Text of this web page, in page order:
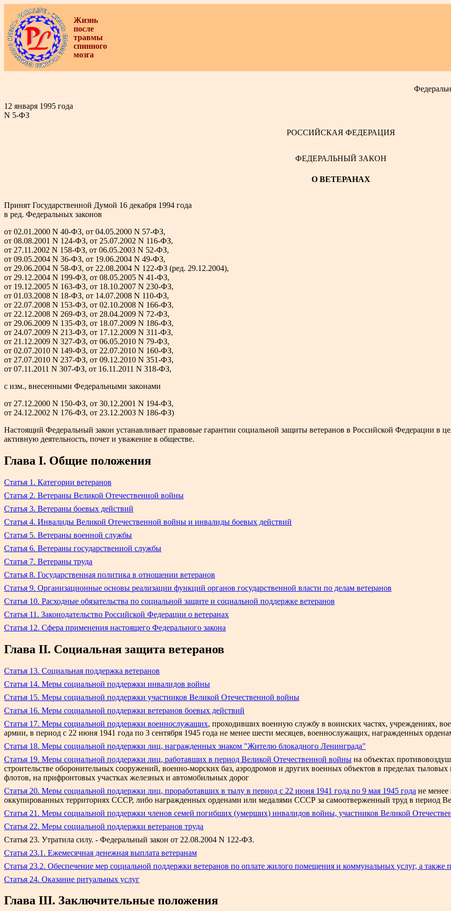
Жизнь
после
травмы
спинного
мозга
12 января 1995 года
N 5-ФЗ
РОССИЙСКАЯ ФЕДЕРАЦИЯ
ФЕДЕРАЛЬНЫЙ ЗАКОН
О ВЕТЕРАНАХ
Принят Государственной Думой 16 декабря 1994 года
в ред. Федеральных законов
от 02.01.2000 N 40-ФЗ, от 04.05.2000 N 57-ФЗ,
от 08.08.2001 N 124-ФЗ, от 25.07.2002 N 116-ФЗ,
от 27.11.2002 N 158-ФЗ, от 06.05.2003 N 52-ФЗ,
от 09.05.2004 N 36-ФЗ, от 19.06.2004 N 49-ФЗ,
от 29.06.2004 N 58-ФЗ, от 22.08.2004 N 122-ФЗ (ред. 29.12.2004),
от 29.12.2004 N 199-ФЗ, от 08.05.2005 N 41-ФЗ,
от 19.12.2005 N 163-ФЗ, от 18.10.2007 N 230-ФЗ,
от 01.03.2008 N 18-ФЗ, от 14.07.2008 N 110-ФЗ,
от 22.07.2008 N 153-ФЗ, от 02.10.2008 N 166-ФЗ,
от 22.12.2008 N 269-ФЗ, от 28.04.2009 N 72-ФЗ,
от 29.06.2009 N 135-ФЗ, от 18.07.2009 N 186-ФЗ,
от 24.07.2009 N 213-ФЗ, от 17.12.2009 N 311-ФЗ,
от 21.12.2009 N 327-ФЗ, от 06.05.2010 N 79-ФЗ,
от 02.07.2010 N 149-ФЗ, от 22.07.2010 N 160-ФЗ,
от 27.07.2010 N 237-ФЗ, от 09.12.2010 N 351-ФЗ,
от 07.11.2011 N 307-ФЗ, от 16.11.2011 N 318-ФЗ,
с изм., внесенными Федеральными законами
от 27.12.2000 N 150-ФЗ, от 30.12.2001 N 194-ФЗ,
от 24.12.2002 N 176-ФЗ, от 23.12.2003 N 186-ФЗ)
Настоящий Федеральный закон устанавливает правовые гарантии социальной защиты ветеранов в Российской Федерации в
активную деятельность, почет и уважение в обществе.
Глава I. Общие положения
Статья 1. Категории ветеранов
Статья 2. Ветераны Великой Отечественной войны
Статья 3. Ветераны боевых действий
Статья 4. Инвалиды Великой Отечественной войны и инвалиды боевых действий
Статья 5. Ветераны военной службы
Статья 6. Ветераны государственной службы
Статья 7. Ветераны труда
Статья 8. Государственная политика в отношении ветеранов
Статья 9. Организационные основы реализации функций органов государственной власти по делам ветеранов
Статья 10. Расходные обязательства по социальной защите и социальной поддержке ветеранов
Статья 11. Законодательство Российской Федерации о ветеранах
Статья 12. Сфера применения настоящего Федерального закона
Глава II. Социальная защита ветеранов
Статья 13. Социальная поддержка ветеранов
Статья 14. Меры социальной поддержки инвалидов войны
Статья 15. Меры социальной поддержки участников Великой Отечественной войны
Статья 16. Меры социальной поддержки ветеранов боевых действий
Статья 17. Меры социальной поддержки военнослужащих, проходивших военную службу в воинских частях, учреждениях,
армии, в период с 22 июня 1941 года по 3 сентября 1945 года не менее шести месяцев, военнослужащих, награжденных
Статья 18. Меры социальной поддержки лиц, награжденных знаком "Жителю блокадного Ленинграда"
Статья 19. Меры социальной поддержки лиц, работавших в период Великой Отечественной войны на объектах
строительстве оборонительных сооружений, военно-морских баз, аэродромов и других военных объектов в пределах
флотов, на прифронтовых участках железных и автомобильных дорог
Статья 20. Меры социальной поддержки лиц, проработавших в тылу в период с 22 июня 1941 года по 9 мая 1945 года не менее
оккупированных территориях СССР, либо награжденных орденами или медалями СССР за самоотверженный труд в период
Статья 21. Меры социальной поддержки членов семей погибших (умерших) инвалидов войны, участников Великой
Статья 22. Меры социальной поддержки ветеранов труда
Статья 23. Утратила силу. - Федеральный закон от 22.08.2004 N 122-ФЗ.
Статья 23.1. Ежемесячная денежная выплата ветеранам
Статья 23.2. Обеспечение мер социальной поддержки ветеранов по оплате жилого помещения и коммунальных услуг, а
Статья 24. Оказание ритуальных услуг
Глава III. Заключительные положения